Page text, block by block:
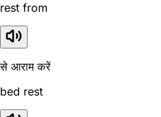
rest from
से आराम करें
bed rest